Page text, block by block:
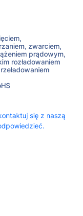
zwarciem,
prądowym,
rozładowaniem
się z naszą